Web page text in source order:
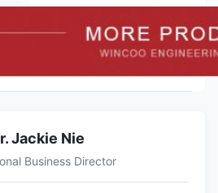
Jackie Nie
Business Director